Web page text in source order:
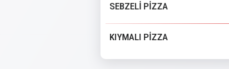
SEBZELİ PİZZA
KIYMALI PİZZA